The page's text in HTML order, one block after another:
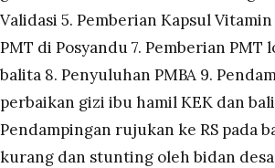
Validasi 5. Pemberian Kapsul
PMT di Posyandu 7. Pemberian PMT
balita 8. Penyuluhan PMBA 9.
perbaikan gizi ibu hamil KEK dan
Pendampingan rujukan ke RS pada
kurang dan stunting oleh bidan desa.